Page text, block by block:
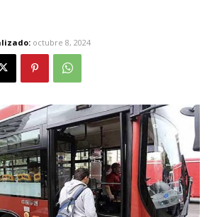
octubre 8, 2024